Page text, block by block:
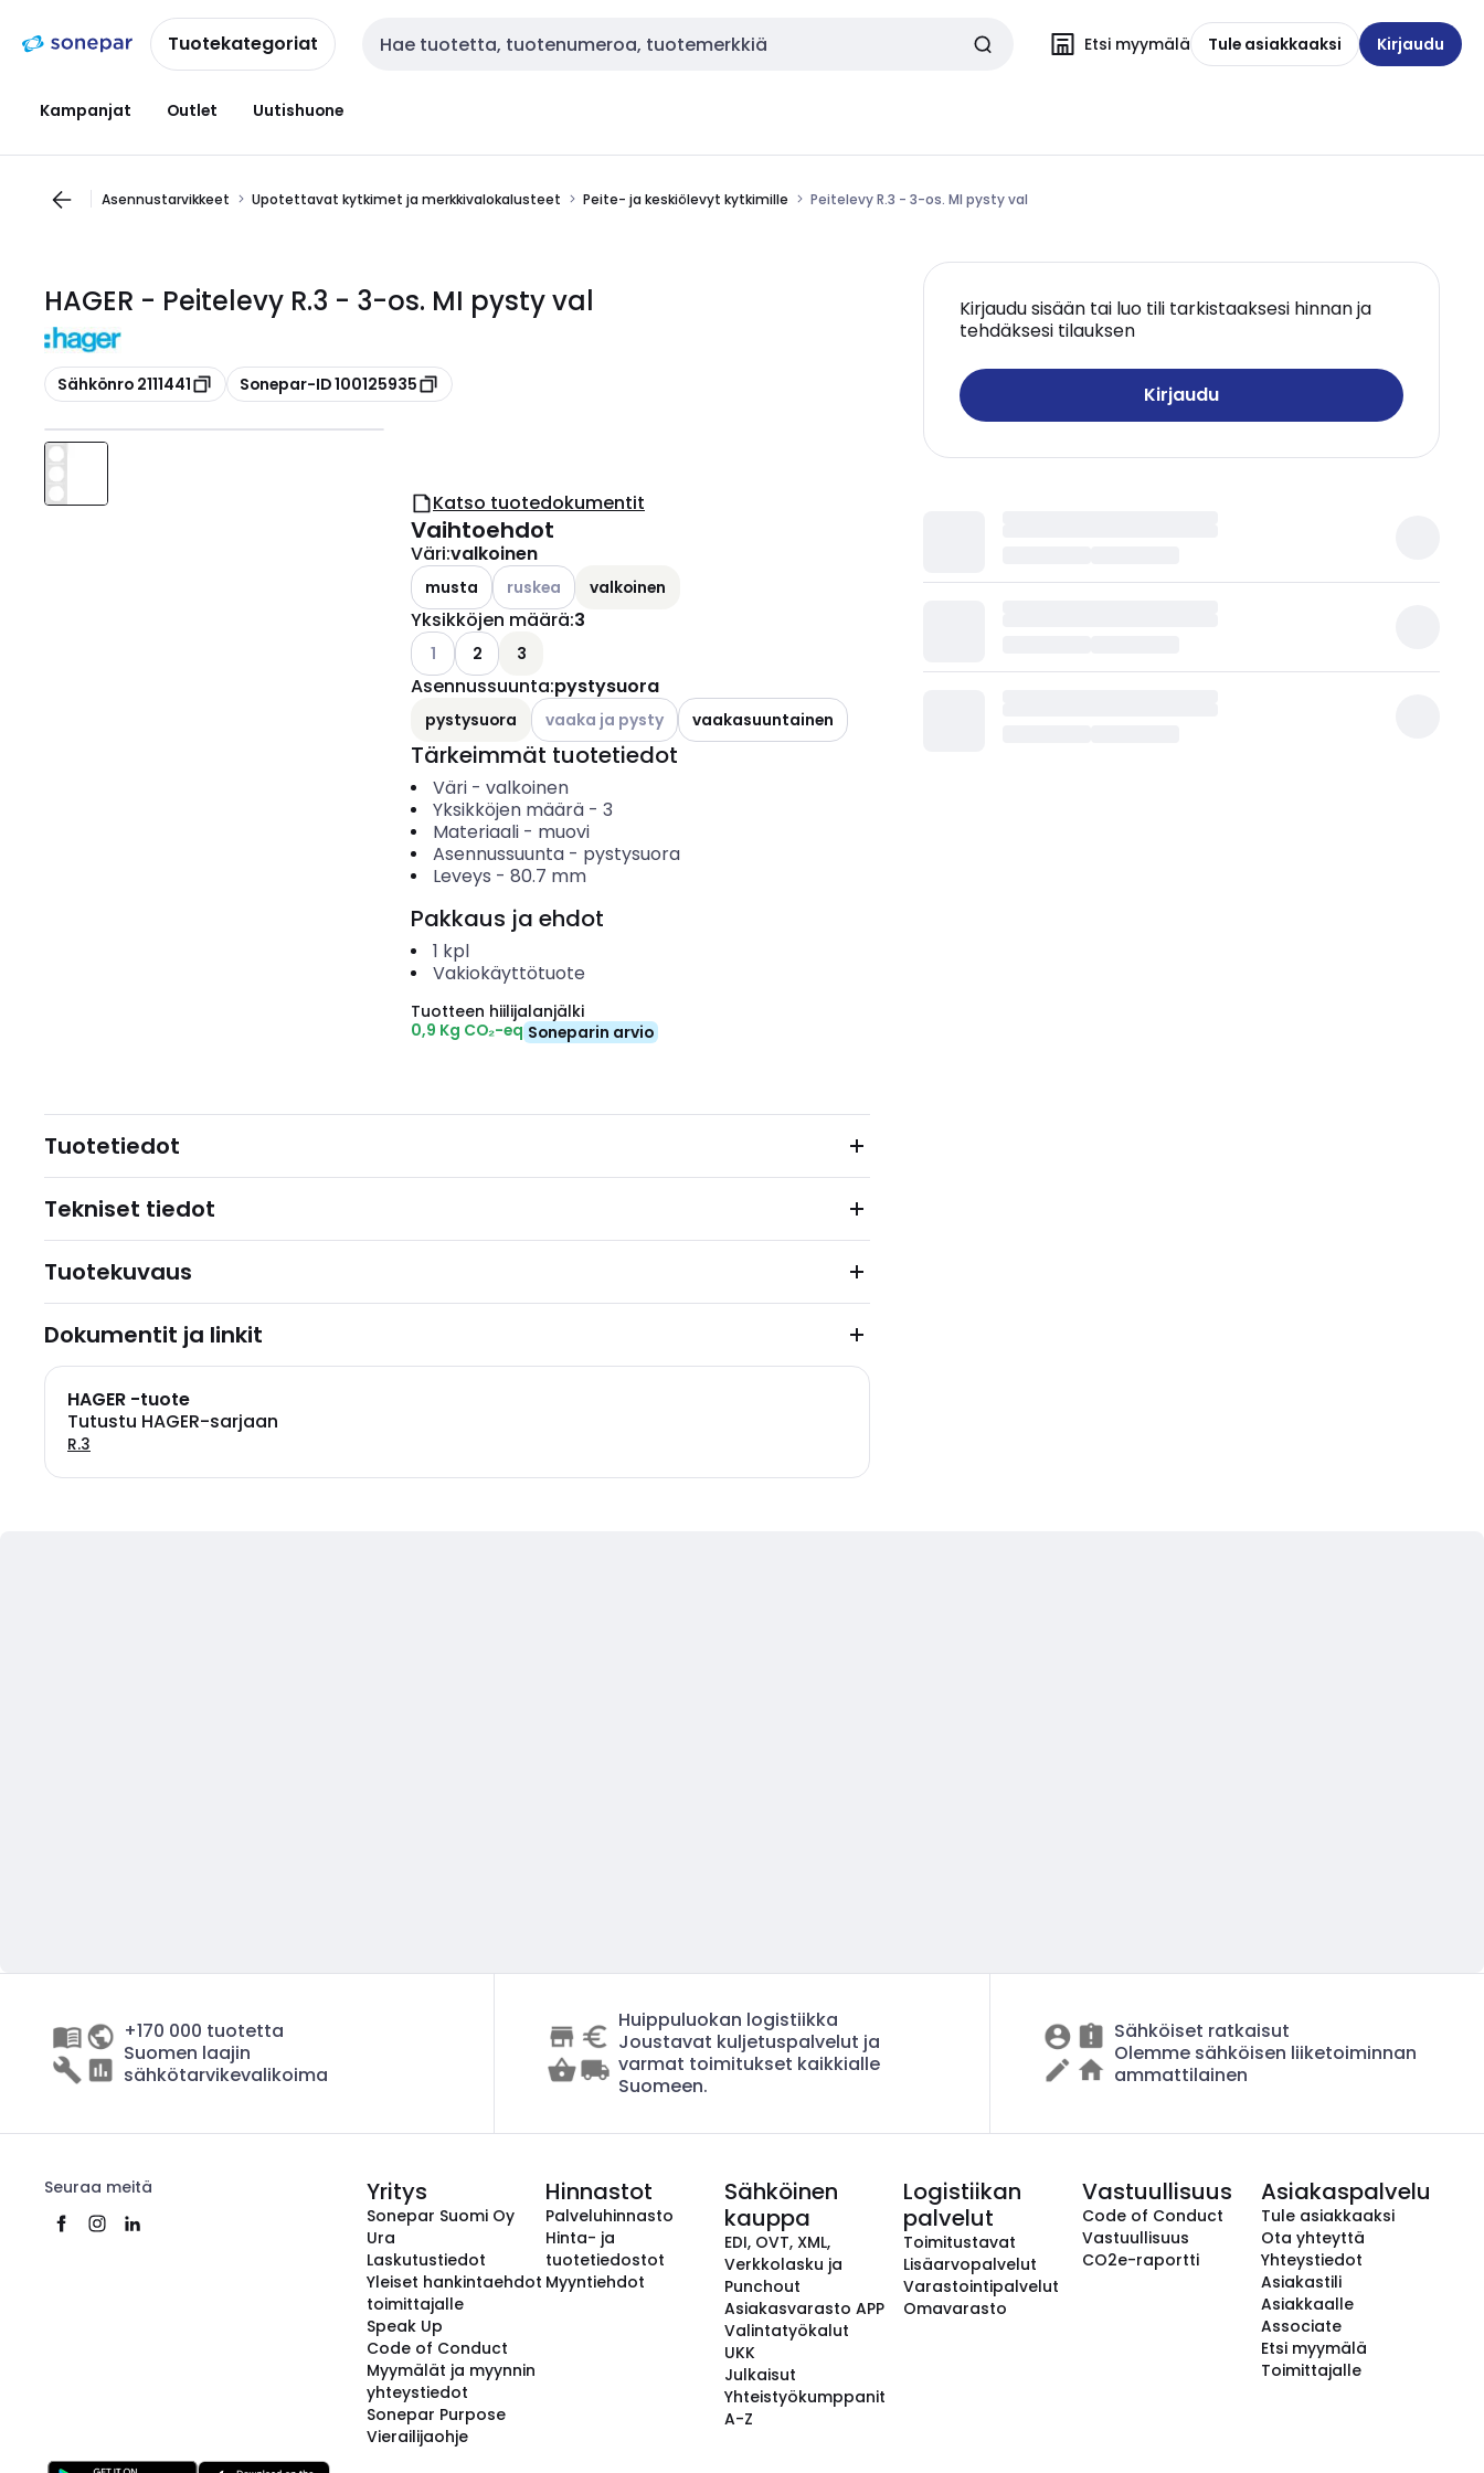
navigointiinsisältöönTuotekategoriat Haku Etsi myymälä Tule asiakkaaksi Kirjaudu
Kampanjat Outlet Uutishuone
Asennustarvikkeet Upotettavat kytkimet ja merkkivalokalusteet Peite- ja keskiölevyt kytkimille Peitelevy R.3 - 3-os. MI pysty val
HAGER - Peitelevy R.3 - 3-os. MI pysty val
Kopioi
Sähkönro 2111441 Kopioi
Sonepar-ID 100125935
Kirjaudu sisään tai luo tili tarkistaaksesi hinnan ja
tehdäksesi tilauksen
Kirjaudu
Katso tuotedokumentit
Vaihtoehdot
Väri:valkoinen
musta Katso käytettävissä olevat vaihtoehdot
ruskea valkoinen
Yksikköjen määrä:3
Katso käytettävissä olevat vaihtoehdot
1 2 3
Asennussuunta:pystysuora
pystysuora Katso käytettävissä olevat vaihtoehdot
vaaka ja pysty vaakasuuntainen
Tärkeimmät tuotetiedot
Väri- valkoinen
Yksikköjen määrä- 3
Materiaali- muovi
Asennussuunta- pystysuora
Leveys - 80.7 mm
Pakkaus ja ehdot
1 kpl
Vakiokäyttötuote
Tuotteen hiilijalanjälki
0,9 Kg CO₂-eq Soneparin arvio
Tuotetiedot
Tekniset tiedot
Tuotekuvaus
Dokumentit ja linkit
HAGER -tuote
Tutustu HAGER-sarjaan
R.3
+170 000 tuotetta
Suomen laajin
sähkötarvikevalikoima
Huippuluokan logistiikka
Joustavat kuljetuspalvelut ja
varmat toimitukset kaikkialle
Suomeen.
Sähköiset ratkaisut
Olemme sähköisen liiketoiminnan
ammattilainen
Seuraa meitä Yritys
Sonepar Suomi Oy
Ura
Laskutustiedot
Yleiset hankintaehdot
toimittajalle
Speak Up
Code of Conduct
Myymälät ja myynnin
yhteystiedot
Sonepar Purpose
Vierailijaohje
Hinnastot
Palveluhinnasto
Hinta- ja
tuotetiedostot
Myyntiehdot
Sähköinen
kauppa
EDI, OVT, XML,
Verkkolasku ja
Punchout
Asiakasvarasto APP
Valintatyökalut
UKK
Julkaisut
Yhteistyökumppanit
A-Z
Logistiikan
palvelut
Toimitustavat
Lisäarvopalvelut
Varastointipalvelut
Omavarasto
Vastuullisuus
Code of Conduct
Vastuullisuus
CO2e-raportti
Asiakaspalvelu
Tule asiakkaaksi
Ota yhteyttä
Yhteystiedot
Asiakastili
Asiakkaalle
Associate
Etsi myymälä
Toimittajalle